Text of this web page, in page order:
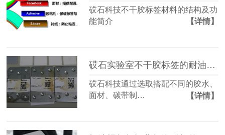
砹石科技不干胶标签材料的结构及功
能简介
【详情】
砹石实验室不干胶标签的耐油耐酸碱测试
砹石科技通过选取搭配不同的胶水、
面材、碳带制…
【详情】